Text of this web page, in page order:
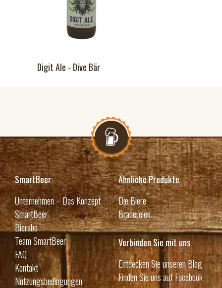
Digit Ale - Dive Bär
SmartBeer
Unternehmen – Das Konzept
SmartBeer
Bierabo
Team SmartBeer
FAQ
Kontakt
Nutzungsbedingungen
Ähnliche Produkte
Die Biere
Brauereien
Verbinden Sie mit uns
Entdecken Sie unseren Blog
Finden Sie uns auf Facebook